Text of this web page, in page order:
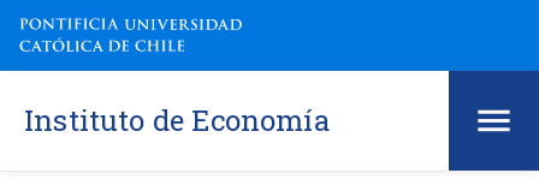
Instituto de Economía